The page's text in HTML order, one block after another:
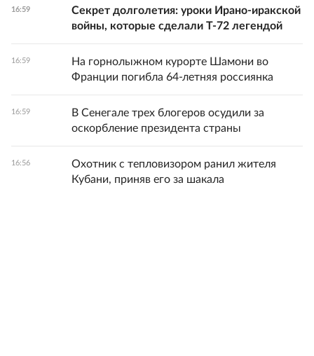
16:59
Секрет долголетия: уроки Ирано-иракской
войны, которые сделали Т-72 легендой
16:59
На горнолыжном курорте Шамони во
Франции погибла 64-летняя россиянка
16:59
В Сенегале трех блогеров осудили за
оскорбление президента страны
16:56
Охотник с тепловизором ранил жителя
Кубани, приняв его за шакала